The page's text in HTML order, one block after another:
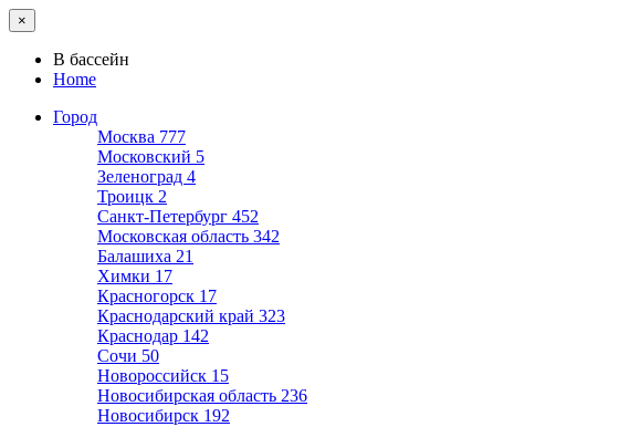
×
В бассейн
Home
Город
Москва 777
Московский 5
Зеленоград 4
Троицк 2
Санкт-Петербург 452
Московская область 342
Балашиха 21
Химки 17
Красногорск 17
Краснодарский край 323
Краснодар 142
Сочи 50
Новороссийск 15
Новосибирская область 236
Новосибирск 192